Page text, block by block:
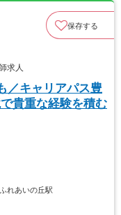
保存する
求人
／キャリアパス豊
貴重な経験を積む
れあいの丘駅